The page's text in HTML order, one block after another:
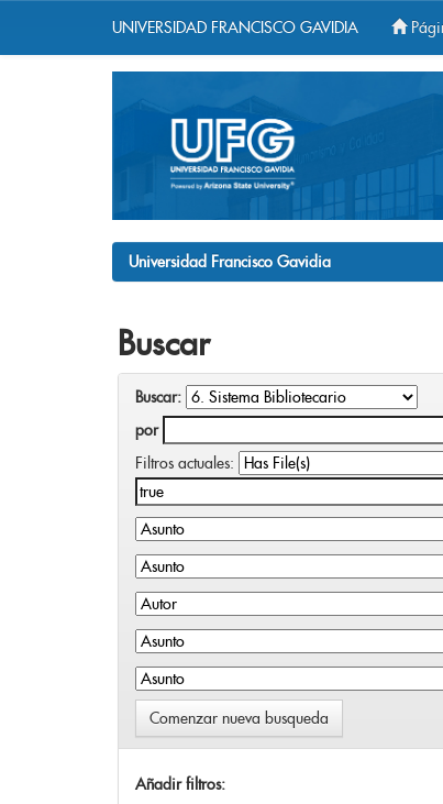
UNIVERSIDAD FRANCISCO GAVIDIA
Universidad Francisco Gavidia
Buscar
Buscar:
por
Filtros actuales:
Comenzar nueva busqueda
Añadir filtros: